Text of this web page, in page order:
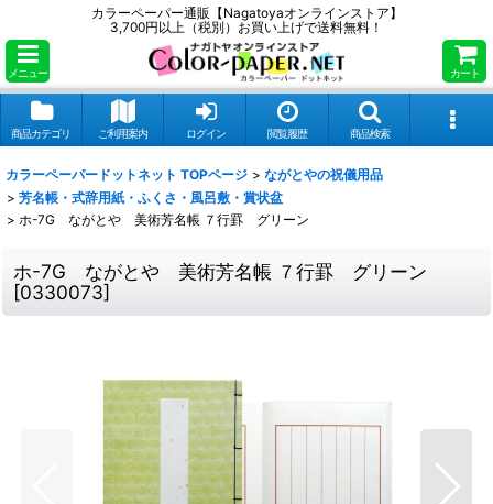
カラーペーパー通販【Nagatoyaオンラインストア】
3,700円以上（税別）お買い上げで送料無料！
メニュー カート
商品カテゴリ ご利用案内 ログイン 閲覧履歴 商品検索
カラーペーパードットネット TOPページ > ながとやの祝儀用品
> 芳名帳・式辞用紙・ふくさ・風呂敷・賞状盆
> ホ-7G ながとや 美術芳名帳 ７行罫 グリーン
ホ-7G ながとや 美術芳名帳 ７行罫 グリーン
[0330073]